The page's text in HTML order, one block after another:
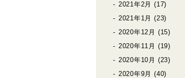
2021年2月 (17)
2021年1月 (23)
2020年12月 (15)
2020年11月 (19)
2020年10月 (23)
2020年9月 (40)